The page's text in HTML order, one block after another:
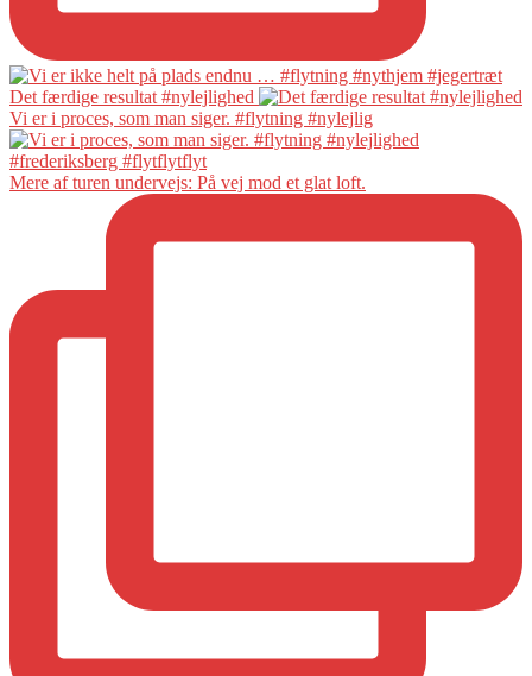
Det færdige resultat #nylejlighed
Vi er i proces, som man siger. #flytning #nylejlig
Mere af turen undervejs: På vej mod et glat loft.